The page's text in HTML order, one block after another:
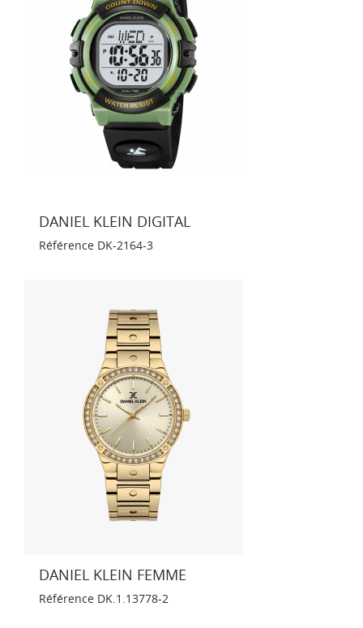
DANIEL KLEIN DIGITAL
Référence DK-2164-3
DANIEL KLEIN FEMME
Référence DK.1.13778-2